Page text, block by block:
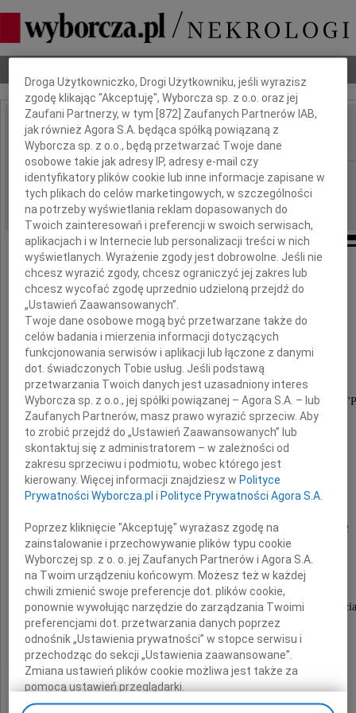
IMIĘ I NAZWISKO: Zbigniew Lorenc
REGION: Gdańsk, Warszawa
DATA EMISJI: 15.11.2011
9 listopada 2011 roku zmarł
Zbigniew Lorenc
współtwórca Wspólnej Organizacji Poszukiwań Naftowych na Bałtyku
Dyrektor, w latach 1976-1978.
Dziś kontynuujemy Jego dzieło.
Rodzinie i wszystkim Bliskim
naszego pierwszego Dyrektora
składamy wyrazy serdecznego żalu i współczucia
Zarząd i pracownicy LOTOS Petrobaltic S.A.
Dbamy o Twoją prywatność
Droga Użytkowniczko, Drogi Użytkowniku, jeśli wyrazisz
zgodę klikając "Akceptuję", Wyborcza sp. z o.o. oraz jej
Zaufani Partnerzy, w tym [872] Zaufanych Partnerów IAB,
jak również Agora S.A. będąca spółką powiązaną z
Wyborcza sp. z o.o., będą przetwarzać Twoje dane
osobowe takie jak adresy IP, adresy e-mail czy
identyfikatory plików cookie lub inne informacje zapisane w
tych plikach do celów marketingowych, w szczególności
na potrzeby wyświetlania reklam dopasowanych do
Twoich zainteresowań i preferencji w swoich serwisach,
aplikacjach i w Internecie lub personalizacji treści w nich
wyświetlanych. Wyrażenie zgody jest dobrowolne. Jeśli nie
chcesz wyrazić zgody, chcesz ograniczyć jej zakres lub
chcesz wycofać zgodę uprzednio udzieloną przejdź do
„Ustawień Zaawansowanych”.
Twoje dane osobowe mogą być przetwarzane także do
celów badania i mierzenia informacji dotyczących
funkcjonowania serwisów i aplikacji lub łączone z danymi
dot. świadczonych Tobie usług. Jeśli podstawą
przetwarzania Twoich danych jest uzasadniony interes
Wyborcza sp. z o.o., jej spółki powiązanej – Agora S.A. – lub
Zaufanych Partnerów, masz prawo wyrazić sprzeciw. Aby
to zrobić przejdź do „Ustawień Zaawansowanych” lub
skontaktuj się z administratorem – w zależności od
zakresu sprzeciwu i podmiotu, wobec którego jest
kierowany. Więcej informacji znajdziesz wPolityce
Prywatności Wyborcza.pl iPolityce Prywatności Agora S.A.
Poprzez kliknięcie "Akceptuję" wyrażasz zgodę na
zainstalowanie i przechowywanie plików typu cookie
Wyborczej sp. z o. o. jej Zaufanych Partnerów i Agora S.A.
na Twoim urządzeniu końcowym. Możesz też w każdej
chwili zmienić swoje preferencje dot. plików cookie,
ponownie wywołując narzędzie do zarządzania Twoimi
preferencjami dot. przetwarzania danych poprzez
odnośnik „Ustawienia prywatności” w stopce serwisu i
przechodząc do sekcji „Ustawienia zaawansowane”.
Zmiana ustawień plików cookie możliwa jest także za
pomocą ustawień przeglądarki.